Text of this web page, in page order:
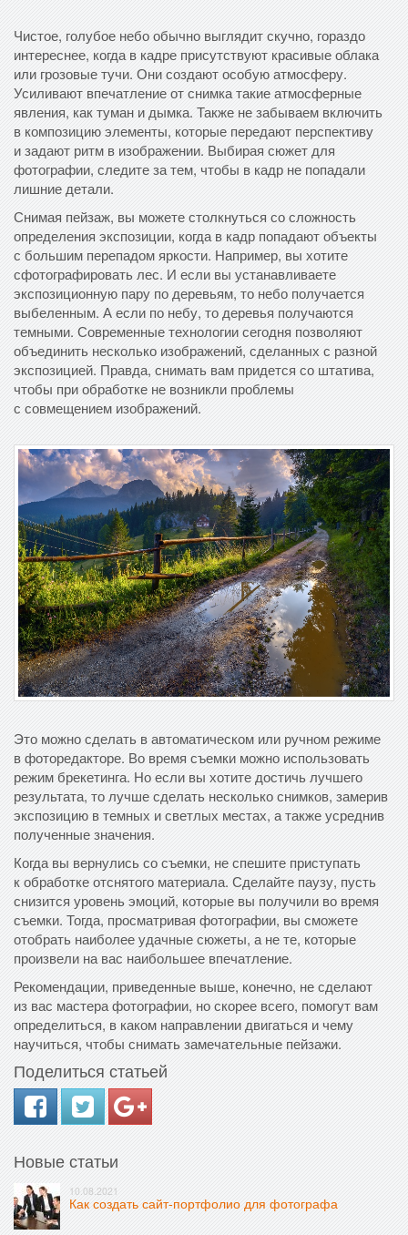
Чистое, голубое небо обычно выглядит скучно, гораздо
интереснее, когда в кадре присутствуют красивые облака
или грозовые тучи. Они создают особую атмосферу.
Усиливают впечатление от снимка такие атмосферные
явления, как туман и дымка. Также не забываем включить
в композицию элементы, которые передают перспективу
и задают ритм в изображении. Выбирая сюжет для
фотографии, следите за тем, чтобы в кадр не попадали
лишние детали.
Снимая пейзаж, вы можете столкнуться со сложность
определения экспозиции, когда в кадр попадают объекты
с большим перепадом яркости. Например, вы хотите
сфотографировать лес. И если вы устанавливаете
экспозиционную пару по деревьям, то небо получается
выбеленным. А если по небу, то деревья получаются
темными. Современные технологии сегодня позволяют
объединить несколько изображений, сделанных с разной
экспозицией. Правда, снимать вам придется со штатива,
чтобы при обработке не возникли проблемы
с совмещением изображений.
Это можно сделать в автоматическом или ручном режиме
в фоторедакторе. Во время съемки можно использовать
режим брекетинга. Но если вы хотите достичь лучшего
результата, то лучше сделать несколько снимков, замерив
экспозицию в темных и светлых местах, а также усреднив
полученные значения.
Когда вы вернулись со съемки, не спешите приступать
к обработке отснятого материала. Сделайте паузу, пусть
снизится уровень эмоций, которые вы получили во время
съемки. Тогда, просматривая фотографии, вы сможете
отобрать наиболее удачные сюжеты, а не те, которые
произвели на вас наибольшее впечатление.
Рекомендации, приведенные выше, конечно, не сделают
из вас мастера фотографии, но скорее всего, помогут вам
определиться, в каком направлении двигаться и чему
научиться, чтобы снимать замечательные пейзажи.
Поделиться статьей
Новые статьи
10.08.2021
Как создать сайт-портфолио для фотографа